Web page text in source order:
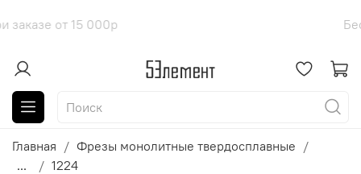
при заказе от 15 000р
Главная
Фрезы монолитные твердосплавные
...
1224